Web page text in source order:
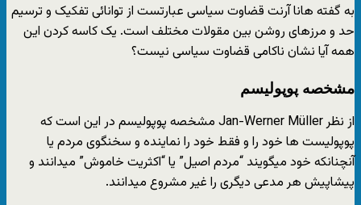
به گفته هانا آرنت قضاوت سیاسی عبارتست از توانائی تفکیک و ترسیم
حد و مرزهای روشن بین مقولات مختلف است. یک کاسه کردن این
همه آیا نشان ناکامی قضاوت سیاسی نیست؟
مشخصه پوپولیسم
از نظر Jan-Werner Müller مشخصه پوپولیسم در این است که
پوپولیست ها خود را و فقط خود را نماینده و سخنگوی مردم یا
آنچنانکه خود میگویند “مردم اصیل” یا “اکثریت خاموش” میدانند و
پیشاپیش هر مدعی دیگری را غیر مشروع میدانند.